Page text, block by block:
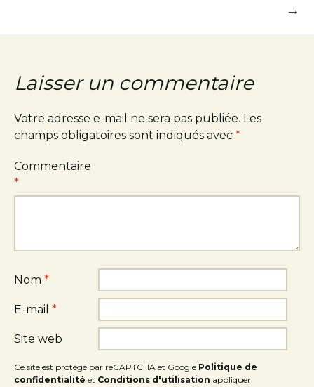
→
Laisser un commentaire
Votre adresse e-mail ne sera pas publiée. Les
champs obligatoires sont indiqués avec *
Commentaire
*
Nom *
E-mail *
Site web
Ce site est protégé par reCAPTCHA et Google Politique de
confidentialité et Conditions d'utilisation appliquer.